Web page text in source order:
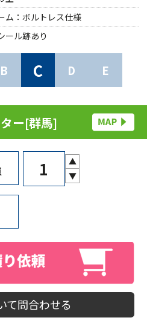
ム：ボルトレス仕様
ール跡あり
B C D E
ー[群馬]
▲
▼
て問合わせる